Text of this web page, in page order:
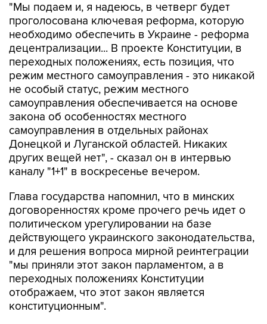
"Мы подаем и, я надеюсь, в четверг будет
проголосована ключевая реформа, которую
необходимо обеспечить в Украине - реформа
децентрализации... В проекте Конституции, в
переходных положениях, есть позиция, что
режим местного самоуправления - это никакой
не особый статус, режим местного
самоуправления обеспечивается на основе
закона об особенностях местного
самоуправления в отдельных районах
Донецкой и Луганской областей. Никаких
других вещей нет", - сказал он в интервью
каналу "1+1" в воскресенье вечером.
Глава государства напомнил, что в минских
договоренностях кроме прочего речь идет о
политическом урегулировании на базе
действующего украинского законодательства,
и для решения вопроса мирной реинтеграции
"мы приняли этот закон парламентом, а в
переходных положениях Конституции
отображаем, что этот закон является
конституционным".